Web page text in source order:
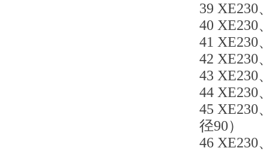
39 XE230
40 XE230
41 XE230
42 XE230
43 XE230
44 XE230
45 XE230
径90）
46 XE230